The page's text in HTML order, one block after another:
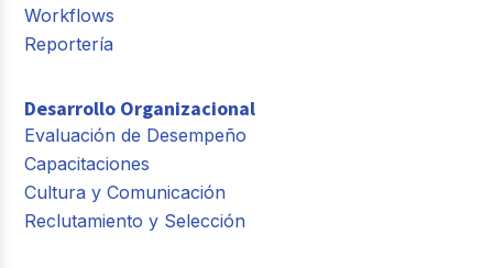
Workflows
Reportería
Desarrollo Organizacional
Evaluación de Desempeño
Capacitaciones
Cultura y Comunicación
Reclutamiento y Selección